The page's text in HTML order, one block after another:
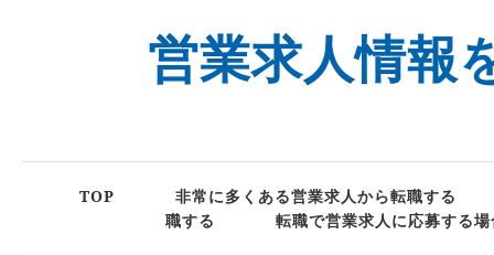
営業求人情報
TOP
非常に多くある営業求人から転職する
職する
転職で営業求人に応募する